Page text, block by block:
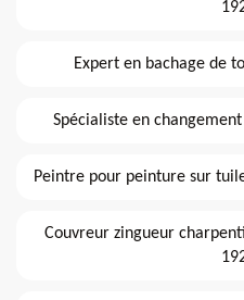
Expert en bachage de
Spécialiste en
Peintre pour peinture sur
Couvreur zingueur